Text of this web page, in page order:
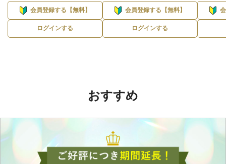
会員登録する【無料】
ログインする
会員登録する【無料】
ログインする
おすすめ